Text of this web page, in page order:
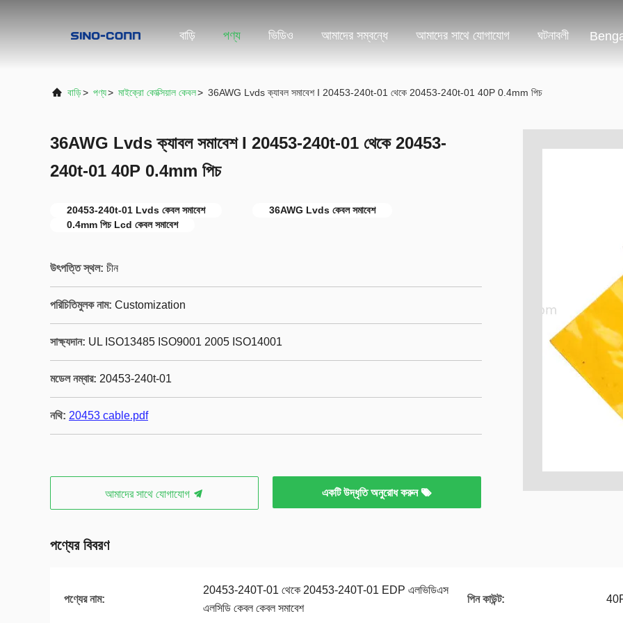
বাড়ি পণ্য ভিডিও আমাদের সম্বন্ধে আমাদের সাথে যোগাযোগ ঘটনাবলী
বাড়ি> পণ্য> মাইক্রো কোক্সিয়াল কেবল> 36AWG Lvds ক্যাবল সমাবেশ I 20453-240t-01 থেকে 20453-240t-01 40P 0.4mm পিচ
36AWG Lvds ক্যাবল সমাবেশ I 20453-240t-01 থেকে 20453-
240t-01 40P 0.4mm পিচ
20453-240t-01 Lvds কেবল সমাবেশ
36AWG Lvds কেবল সমাবেশ
0.4mm পিচ Lcd কেবল সমাবেশ
উৎপত্তি স্থল: চীন
পরিচিতিমুলক নাম: Customization
সাক্ষ্যদান: UL ISO13485 ISO9001 2005 ISO14001
মডেল নম্বার: 20453-240t-01
নথি: 20453 cable.pdf
আমাদের সাথে যোগাযোগ একটি উদ্ধৃতি অনুরোধ করুন
পণ্যের বিবরণ
পণ্যের নাম:
20453-240T-01 থেকে 20453-240T-01 EDP এলভিডিএস
এলসিডি কেবল কেবল সমাবেশ
পিন কাউন্ট: